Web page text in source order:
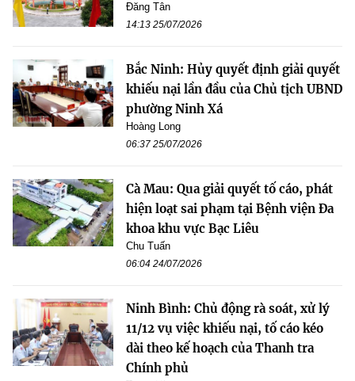
Đăng Tân
14:13 25/07/2026
Bắc Ninh: Hủy quyết định giải quyết
khiếu nại lần đầu của Chủ tịch UBND
phường Ninh Xá
Hoàng Long
06:37 25/07/2026
Cà Mau: Qua giải quyết tố cáo, phát
hiện loạt sai phạm tại Bệnh viện Đa
khoa khu vực Bạc Liêu
Chu Tuấn
06:04 24/07/2026
Ninh Bình: Chủ động rà soát, xử lý
11/12 vụ việc khiếu nại, tố cáo kéo
dài theo kế hoạch của Thanh tra
Chính phủ